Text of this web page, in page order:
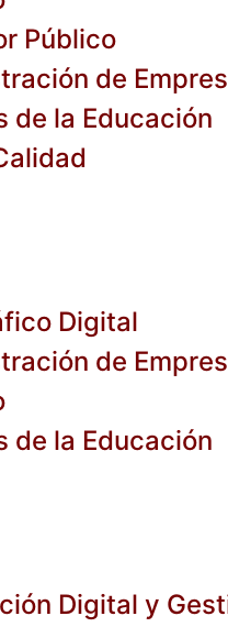
Público
de
de la Educación
Digital
de
de la Educación
Digital y